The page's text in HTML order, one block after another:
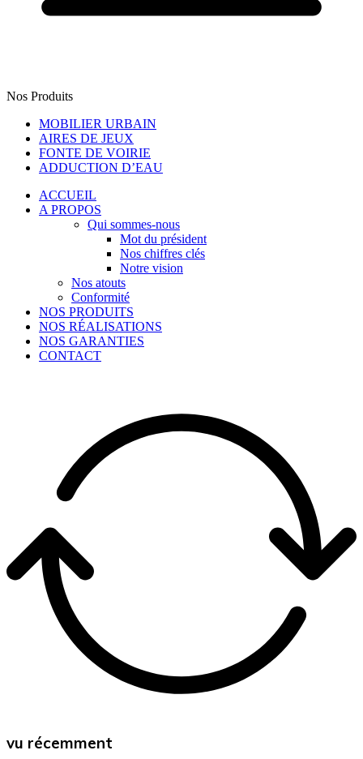
Nos Produits
MOBILIER URBAIN
AIRES DE JEUX
FONTE DE VOIRIE
ADDUCTION D’EAU
ACCUEIL
A PROPOS
Qui sommes-nous
Mot du président
Nos chiffres clés
Notre vision
Nos atouts
Conformité
NOS PRODUITS
NOS RÉALISATIONS
NOS GARANTIES
CONTACT
vu récemment